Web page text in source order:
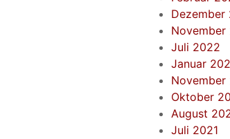
Dezember
November
Juli 2022
Januar
November
Oktober
August
Juli 2021